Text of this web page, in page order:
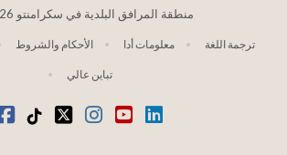
2026 منطقة المرافق البلدية في سكرامنتو
الأحكام والشروط معلومات أدا ترجمة اللغة
تباين عالي
فيسبوك
تيكتوك
تويترانستغرامينكدين